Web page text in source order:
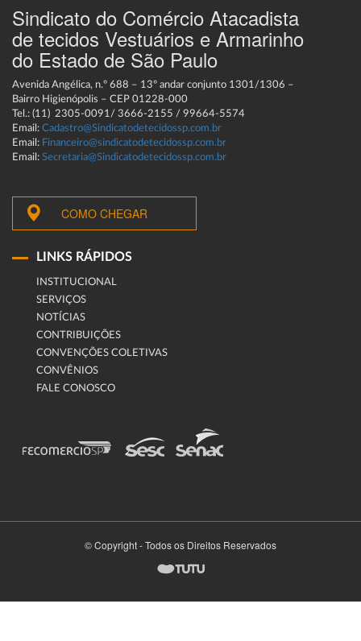
Sindicato do Comércio Atacadista
de tecidos Vestuários e Armarinho
do Estado de São Paulo
Avenida Angélica, n.º 688 – 13º andar conjunto 1301/1306 –
Bairro Higienópolis – CEP 01228-000
Tel.: (11) 2305-0091/ 3666-2155 / 99664-5574
Email: Cadastro@Sindicatodetecidossp.com.br
Email: Financeiro@sindicatodetecidossp.com.br
Email: Secretaria@Sindicatodetecidossp.com.br
COMO CHEGAR
LINKS RÁPIDOS
INSTITUCIONAL
SERVIÇOS
NOTÍCIAS
CONTRIBUIÇÕES
CONVENÇÕES COLETIVAS
CONVÊNIOS
FALE CONOSCO
© Copyright - Todos os Direitos Reservados